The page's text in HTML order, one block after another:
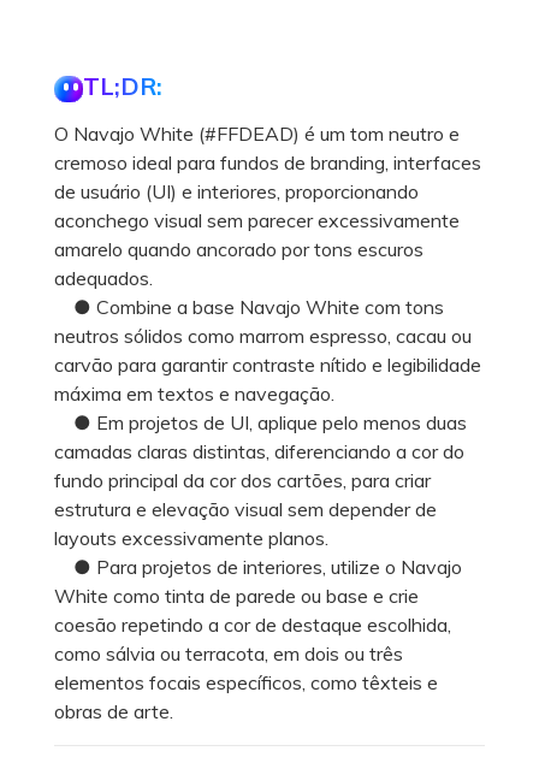
TL;DR:
O Navajo White (#FFDEAD) é um tom neutro e
cremoso ideal para fundos de branding, interfaces
de usuário (UI) e interiores, proporcionando
aconchego visual sem parecer excessivamente
amarelo quando ancorado por tons escuros
adequados.
● Combine a base Navajo White com tons
neutros sólidos como marrom espresso, cacau ou
carvão para garantir contraste nítido e legibilidade
máxima em textos e navegação.
● Em projetos de UI, aplique pelo menos duas
camadas claras distintas, diferenciando a cor do
fundo principal da cor dos cartões, para criar
estrutura e elevação visual sem depender de
layouts excessivamente planos.
● Para projetos de interiores, utilize o Navajo
White como tinta de parede ou base e crie
coesão repetindo a cor de destaque escolhida,
como sálvia ou terracota, em dois ou três
elementos focais específicos, como têxteis e
obras de arte.